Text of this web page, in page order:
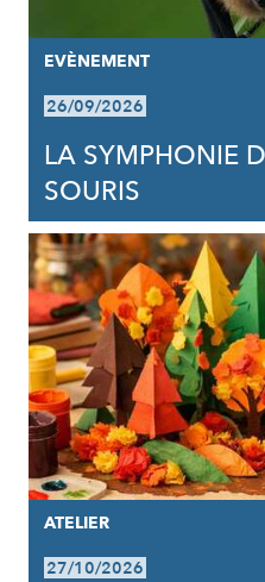
EVÈNEMENT
26/09/2026
LA SYMPHONIE
SOURIS
ATELIER
27/10/2026